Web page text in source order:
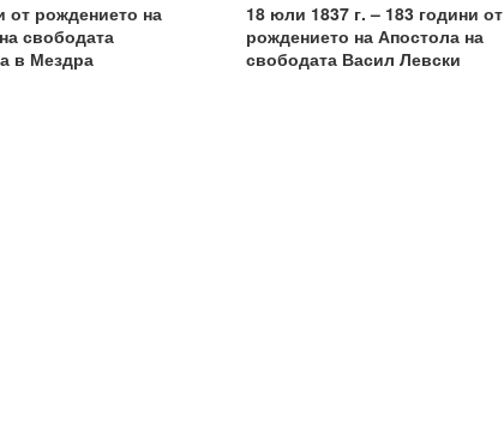
от рождението на
свободата
в Мездра
18 юли 1837 г. – 183 години от
рождението на Апостола на
свободата Васил Левски